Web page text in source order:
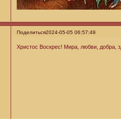
Поделиться2024-05-05 06:57:49
Христос Воскрес! Мира, любви, добра,